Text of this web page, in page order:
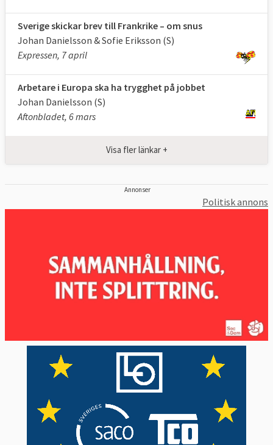
Anna Maria Corazza Bildt (M)
Gunnar Hökmark (M)
Christofer Fjellner (M)
Jasenko Selimović (L)
Cecilia Wikström (L)
Kristina Winberg (SD)
Peter Lundgren (SD)
Malin Björk (V)
Soraya Post (FI)
Sverige skickar brev till Frankrike – om snus
Johan Danielsson & Sofie Eriksson (S)
Expressen, 7 april
Arbetare i Europa ska ha trygghet på jobbet
Johan Danielsson (S)
Aftonbladet, 6 mars
Visa fler länkar +
Annonser
Politisk annons